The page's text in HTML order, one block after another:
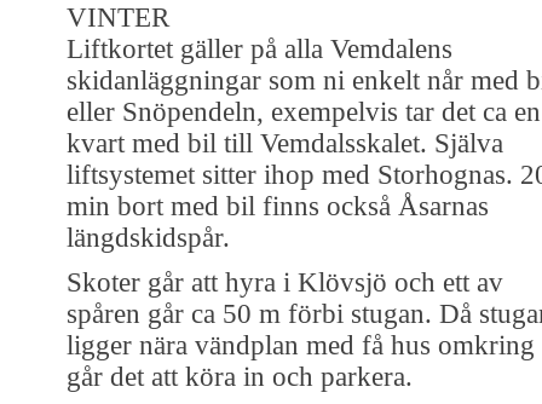
VINTER
Liftkortet gäller på alla Vemdalens
skidanläggningar som ni enkelt når med
eller Snöpendeln, exempelvis tar det ca en
kvart med bil till Vemdalsskalet. Själva
liftsystemet sitter ihop med Storhognas.
min bort med bil finns också Åsarnas
längdskidspår.
Skoter går att hyra i Klövsjö och ett av
spåren går ca 50 m förbi stugan. Då
ligger nära vändplan med få hus omkring
går det att köra in och parkera.